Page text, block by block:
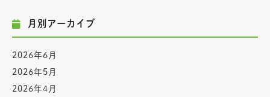
月別アーカイブ
2026年6月
2026年5月
2026年4月